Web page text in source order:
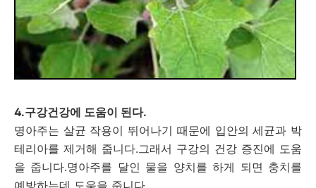
4.구강건강에 도움이 된다.
명아주는 살균 작용이 뛰어나기 때문에 입안의 세균과 박
테리아를 제거해 줍니다.그래서 구강의 건강 증진에 도움
을 줍니다.명아주를 달인 물을 양치를 하게 되면 충치를
예방하는데 도움을 줍니다.